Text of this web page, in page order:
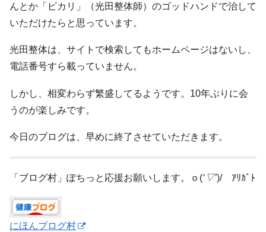
んとか「ピカリ」（光田整体師）のゴッドハンドで治して
いただけたらと思っています。
光田整体は、サイトで検索してもホームページはないし、
電話番号すら載っていません。
しかし、相変わらず繁盛してるようです。10年ぶりに会
うのが楽しみです。
今日のブログは、早めに終了させていただきます。
「ブログ村」ぽちっと応援お願いします。ｏ(‘▽’)/ ｱﾘｶﾞﾄ
にほんブログ村